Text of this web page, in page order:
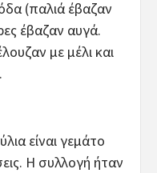
(παλιά έβαζαν
έβαζαν αυγά.
με μέλι και
είναι γεμάτο
Η συλλογή ήταν